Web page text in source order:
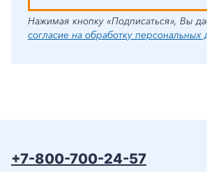
Нажимая кнопку «Подписаться», Вы
согласие на обработку персональных
+7-800-700-24-57